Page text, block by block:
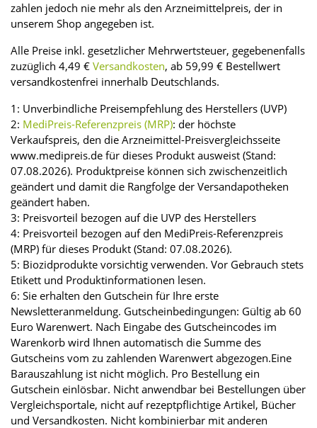
zahlen jedoch nie mehr als den Arzneimittelpreis, der in
unserem Shop angegeben ist.
Alle Preise inkl. gesetzlicher Mehrwertsteuer, gegebenenfalls
zuzüglich 4,49 € Versandkosten, ab 59,99 € Bestellwert
versandkostenfrei innerhalb Deutschlands.
1: Unverbindliche Preisempfehlung des Herstellers (UVP)
2: MediPreis-Referenzpreis (MRP): der höchste
Verkaufspreis, den die Arzneimittel-Preisvergleichsseite
www.medipreis.de für dieses Produkt ausweist (Stand:
07.08.2026). Produktpreise können sich zwischenzeitlich
geändert und damit die Rangfolge der Versandapotheken
geändert haben.
3: Preisvorteil bezogen auf die UVP des Herstellers
4: Preisvorteil bezogen auf den MediPreis-Referenzpreis
(MRP) für dieses Produkt (Stand: 07.08.2026).
5: Biozidprodukte vorsichtig verwenden. Vor Gebrauch stets
Etikett und Produktinformationen lesen.
6: Sie erhalten den Gutschein für Ihre erste
Newsletteranmeldung. Gutscheinbedingungen: Gültig ab 60
Euro Warenwert. Nach Eingabe des Gutscheincodes im
Warenkorb wird Ihnen automatisch die Summe des
Gutscheins vom zu zahlenden Warenwert abgezogen.Eine
Barauszahlung ist nicht möglich. Pro Bestellung ein
Gutschein einlösbar. Nicht anwendbar bei Bestellungen über
Vergleichsportale, nicht auf rezeptpflichtige Artikel, Bücher
und Versandkosten. Nicht kombinierbar mit anderen